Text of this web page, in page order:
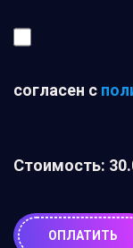
согласен с
Стоимость:
ОПЛАТИТЬ